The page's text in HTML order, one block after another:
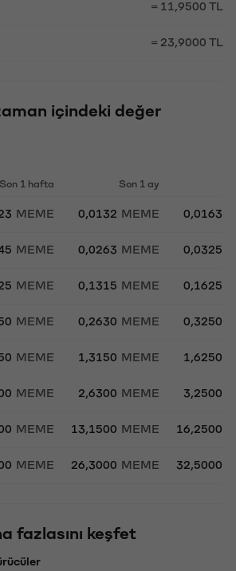
= 11,9500 TL
= 23,9000 TL
içindeki değer
Son 1 hafta Son 1 ay
MEME 0,0132 MEME 0,0163
MEME 0,0263 MEME 0,0325
MEME 0,1315 MEME 0,1625
MEME 0,2630 MEME 0,3250
MEME 1,3150 MEME 1,6250
MEME 2,6300 MEME 3,2500
MEME 13,1500 MEME 16,2500
MEME 26,3000 MEME 32,5000
fazlasını keşfet